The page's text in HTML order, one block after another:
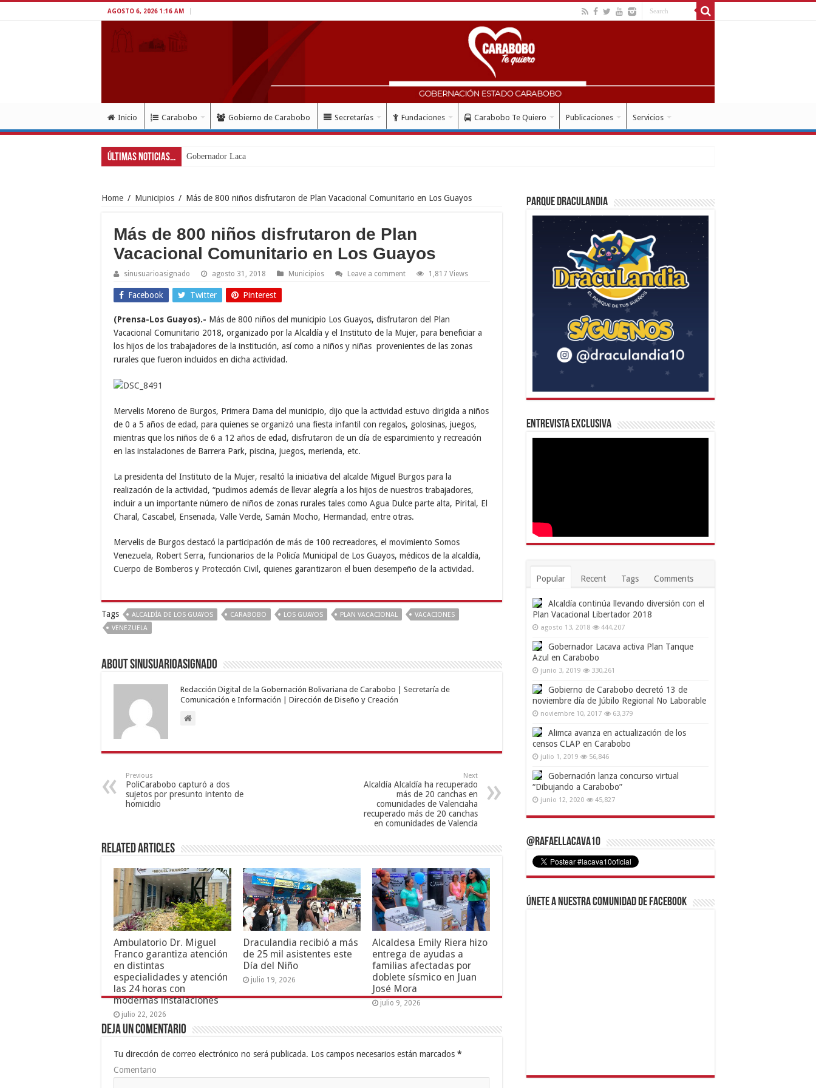
AGOSTO 6, 2026 1:16 AM
Inicio Carabobo Gobierno de Carabobo Secretarías Fundaciones Carabobo Te Quiero Publicaciones Servicios
Últimas Noticias... Gobernador Lacava a un mes del d
Home / Municipios / Más de 800 niños disfrutaron de Plan Vacacional Comunitario en Los Guayos
Más de 800 niños disfrutaron de Plan
Vacacional Comunitario en Los Guayos
sinusuarioasignado agosto 31, 2018 Municipios Leave a comment 1,817 Views
Facebook Twitter Pinterest
(Prensa-Los Guayos).- Más de 800 niños del municipio Los Guayos, disfrutaron del Plan
Vacacional Comunitario 2018, organizado por la Alcaldía y el Instituto de la Mujer, para beneficiar a
los hijos de los trabajadores de la institución, así como a niños y niñas provenientes de las zonas
rurales que fueron incluidos en dicha actividad.
Mervelis Moreno de Burgos, Primera Dama del municipio, dijo que la actividad estuvo dirigida a niños
de 0 a 5 años de edad, para quienes se organizó una fiesta infantil con regalos, golosinas, juegos,
mientras que los niños de 6 a 12 años de edad, disfrutaron de un día de esparcimiento y recreación
en las instalaciones de Barrera Park, piscina, juegos, merienda, etc.
La presidenta del Instituto de la Mujer, resaltó la iniciativa del alcalde Miguel Burgos para la
realización de la actividad, “pudimos además de llevar alegría a los hijos de nuestros trabajadores,
incluir a un importante número de niños de zonas rurales tales como Agua Dulce parte alta, Pirital, El
Charal, Cascabel, Ensenada, Valle Verde, Samán Mocho, Hermandad, entre otras.
Mervelis de Burgos destacó la participación de más de 100 recreadores, el movimiento Somos
Venezuela, Robert Serra, funcionarios de la Policía Municipal de Los Guayos, médicos de la alcaldía,
Cuerpo de Bomberos y Protección Civil, quienes garantizaron el buen desempeño de la actividad.
Tags ALCALDÍA DE LOS GUAYOS CARABOBO LOS GUAYOS PLAN VACACIONAL
VACACIONES
VENEZUELA
About sinusuarioasignado
Redacción Digital de la Gobernación Bolivariana de Carabobo | Secretaría de
Comunicación e Información | Dirección de Diseño y Creación
Previous
PoliCarabobo capturó a dos
sujetos por presunto intento de
homicidio
Next
Alcaldía Alcaldía ha recuperado
más de 20 canchas en
comunidades de Valenciaha
recuperado más de 20 canchas
en comunidades de Valencia
Related Articles
Ambulatorio Dr. Miguel
Franco garantiza atención
en distintas
especialidades y atención
las 24 horas con
modernas instalaciones
julio 22, 2026
Draculandia recibió a más
de 25 mil asistentes este
Día del Niño
julio 19, 2026
Alcaldesa Emily Riera hizo
entrega de ayudas a
familias afectadas por
doblete sísmico en Juan
José Mora
julio 9, 2026
Deja un comentario
Tu dirección de correo electrónico no será publicada. Los campos necesarios están marcados *
Comentario
Parque Draculandia
Entrevista Exclusiva
Popular Recent Tags Comments
Alcaldía continúa llevando diversión con el
Plan Vacacional Libertador 2018
agosto 13, 2018 444,207
Gobernador Lacava activa Plan Tanque
Azul en Carabobo
junio 3, 2019 330,261
Gobierno de Carabobo decretó 13 de
noviembre día de Júbilo Regional No Laborable
noviembre 10, 2017 63,379
Alimca avanza en actualización de los
censos CLAP en Carabobo
julio 1, 2019 56,846
Gobernación lanza concurso virtual
“Dibujando a Carabobo”
junio 12, 2020 45,827
@RafaelLacava10
Únete a nuestra comunidad de Facebook